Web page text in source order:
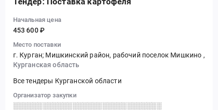
Начальная цена
453 600 ₽
Место поставки
г. Курган; Мишкинский район, рабочий поселок Мишкино ,
Курганская область
Все тендеры Курганской области
Организатор закупки
░░░░░░░░░░░░░░░░░░░░░░░░░░░░░░